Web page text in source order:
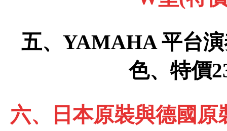
五、YAMAHA 平台
色、特價
六、日本原裝與德國